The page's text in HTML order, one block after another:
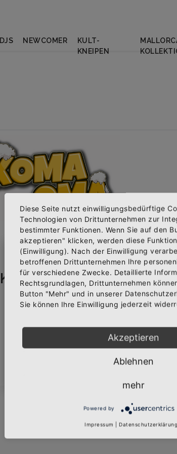
Kollektionen
Widerruf
Abonniere jetzt unseren
Bekomme die aktuellsten News über
zudem einen 10% Gutschein für deine
Bestellung.
Abonnieren
DJS NEWCOMER
KULT-
KNEIPEN
Diese Seite nutzt einwilligungsbedürftige
Technologien von Drittunternehmen zur
bestimmter Funktionen. Wenn Sie auf den
akzeptieren" klicken, werden diese
(Einwilligung). Nach der Einwilligung
betroffenen Drittunternehmen Ihre
für verschiedene Zwecke. Detaillierte
Rechtsgrundlagen, Drittunternehmen
Button "Mehr" und in unserer
Sie können Ihre Einwilligung jederzeit
Akzeptieren
Ablehnen
mehr
Powered by
Impressum Datenschutzerklärung